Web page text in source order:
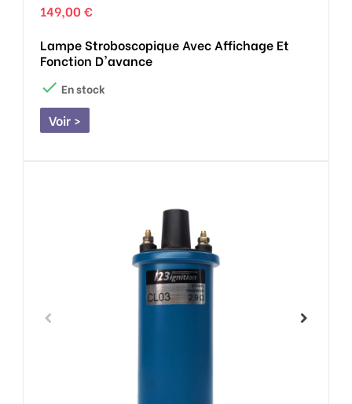
149,00 €
Lampe Stroboscopique Avec Affichage Et
Fonction D'avance
 En stock
Voir >